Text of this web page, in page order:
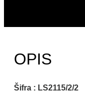
OPIS
Šifra : LS2115/2/2